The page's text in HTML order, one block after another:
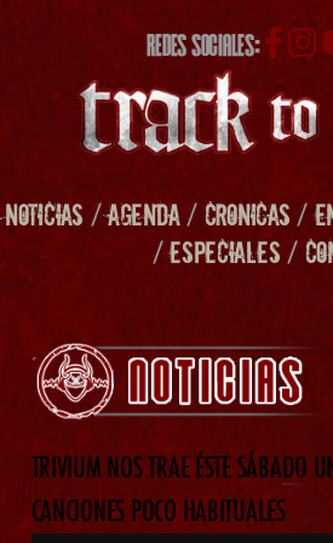
REDES SOCIALES:
NOTICIAS /AGENDA/ CRONICAS/
/ESPECIALES/
TRIVIUM NOS TRAE ÉSTE SÁBADO
CANCIONES POCO HABITUALES